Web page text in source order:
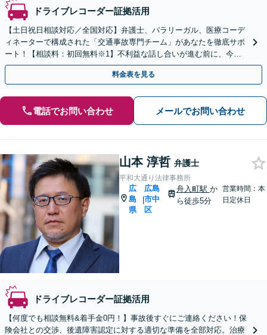
ドライブレコーダー証拠活用
【土日祝日相談対応／全国対応】弁護士、パラリーガル、医療コーデ
ィネーターで構成された「交通事故専門チーム」があなたを徹底サポ
ート！【相談料：初回無料※1】不利益な話し合いが進む前に、今す
ぐ相談！
料金表を見る
電話でお問い合わせ メールでお問い合わせ
山本 淳哲 弁護士
平和大通り法律事務所
広
島
県
|
広島
市中
区
舟入町駅 か
ら徒歩5分
営業時間：本
日定休日
ドライブレコーダー証拠活用
【何度でも相談無料&着手金0円！】事故後すぐにご連絡ください！保
険会社との交渉、後遺障害認定に対する適切な準備を全部対応。治療